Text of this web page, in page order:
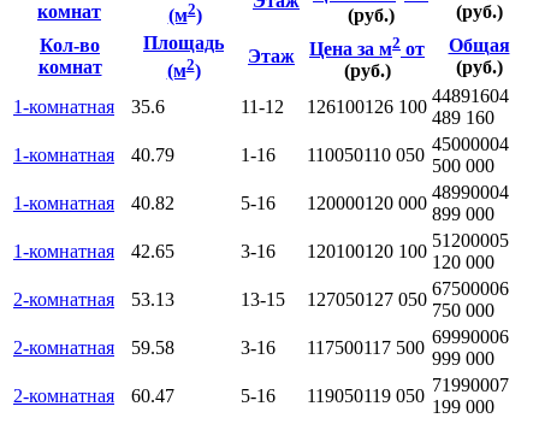
комнат
(м2)
(руб.)
(руб.)
Кол-во
комнат
Площадь
(м2)
Этаж Цена за м2 от
(руб.)
Общая
(руб.)
1-комнатная
35.6 11-12 126100126 100
44891604
489 160
1-комнатная
40.79 1-16 110050110 050
45000004
500 000
1-комнатная
40.82 5-16 120000120 000
48990004
899 000
1-комнатная
42.65 3-16 120100120 100
51200005
120 000
2-комнатная
53.13 13-15 127050127 050
67500006
750 000
2-комнатная
59.58 3-16 117500117 500
69990006
999 000
2-комнатная
60.47 5-16 119050119 050
71990007
199 000